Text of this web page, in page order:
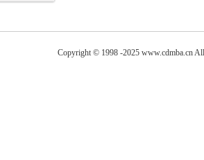
Copyright © 1998 -2025 www.cdmba.cn